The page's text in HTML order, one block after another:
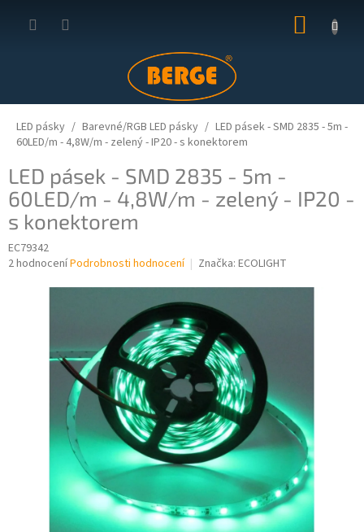
KOŠÍK
LED pásky Barevné/RGB LED pásky
LED pásek - SMD 2835 - 5m -
60LED/m - 4,8W/m - zelený - IP20 - s konektorem
LED pásek - SMD 2835 - 5m -
60LED/m - 4,8W/m - zelený - IP20 -
s konektorem
EC79342
Průměrné
2 hodnoceníPodrobnosti hodnocení Značka: ECOLIGHT